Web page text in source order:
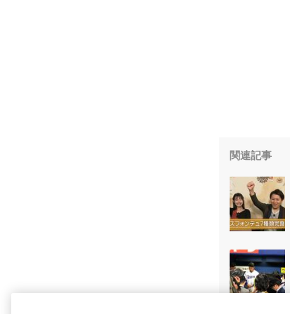
関連記事